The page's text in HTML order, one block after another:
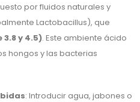
por fluidos naturales y
Lactobacillus), que
y 4.5). Este ambiente ácido
hongos y las bacterias
: Introducir agua, jabones o